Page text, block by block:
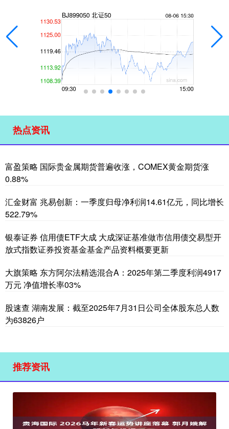
热点资讯
富盈策略 国际贵金属期货普遍收涨，COMEX黄金期货涨
0.88%
汇金财富 兆易创新：一季度归母净利润14.61亿元，同比增长
522.79%
银泰证券 信用债ETF大成 大成深证基准做市信用债交易型开
放式指数证券投资基金基金产品资料概要更新
大旗策略 东方阿尔法精选混合A：2025年第二季度利润4917
万元 净值增长率03%
股速查 湖南发展：截至2025年7月31日公司全体股东总人数
为63826户
推荐资讯